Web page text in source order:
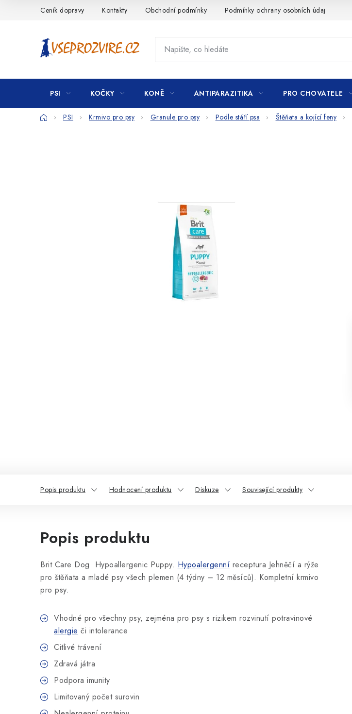
Ceník dopravy Kontakty Obchodní podmínky Podmínky ochrany osobních údajů
PSI KOČKY KONĚ ANTIPARAZITIKA PRO CHOVATELE
DomůPSI Krmivo pro psy Granule pro psy Podle stáří psa Štěňata a kojící feny
Popis produktu Hodnocení produktu Diskuze Související produkty
Popis produktu
Brit Care Dog Hypoallergenic Puppy. Hypoalergenní receptura Jehněčí a rýže
pro štěňata a mladé psy všech plemen (4 týdny – 12 měsíců). Kompletní krmivo
pro psy.
Vhodné pro všechny psy, zejména pro psy s rizikem rozvinutí potravinové
alergie či intolerance
Citlivé trávení
Zdravá játra
Podpora imunity
Limitovaný počet surovin